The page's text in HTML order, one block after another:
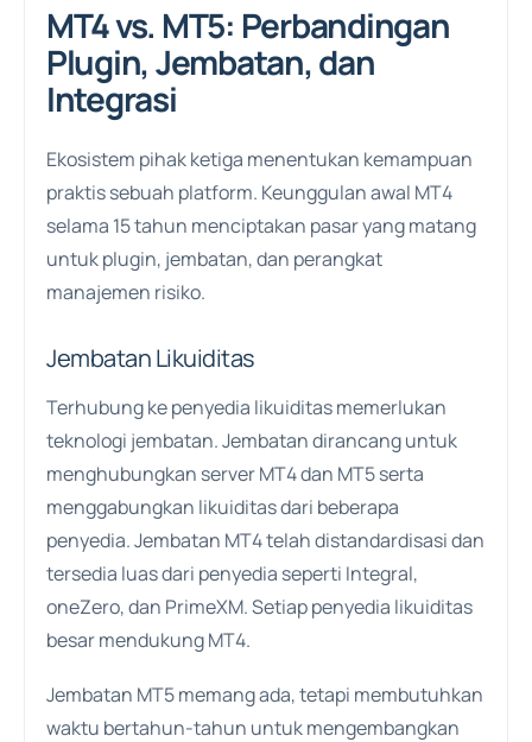
MT4 vs. MT5: Perbandingan
Plugin, Jembatan, dan
Integrasi
Ekosistem pihak ketiga menentukan kemampuan
praktis sebuah platform. Keunggulan awal MT4
selama 15 tahun menciptakan pasar yang matang
untuk plugin, jembatan, dan perangkat
manajemen risiko.
Jembatan Likuiditas
Terhubung ke penyedia likuiditas memerlukan
teknologi jembatan. Jembatan dirancang untuk
menghubungkan server MT4 dan MT5 serta
menggabungkan likuiditas dari beberapa
penyedia. Jembatan MT4 telah distandardisasi dan
tersedia luas dari penyedia seperti Integral,
oneZero, dan PrimeXM. Setiap penyedia likuiditas
besar mendukung MT4.
Jembatan MT5 memang ada, tetapi membutuhkan
waktu bertahun-tahun untuk mengembangkan